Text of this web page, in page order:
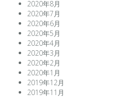
2020年8月
2020年7月
2020年6月
2020年5月
2020年4月
2020年3月
2020年2月
2020年1月
2019年12月
2019年11月